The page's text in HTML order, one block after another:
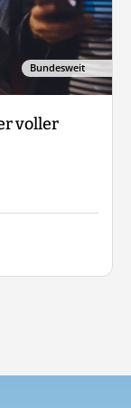
Bundesweit
voller